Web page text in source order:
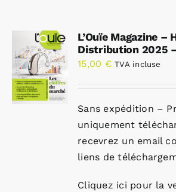
L’Ouïe Magazine –
Distribution 2025
15,00 € TVA incluse
Sans expédition –
uniquement
recevrez un email
liens de
Cliquez ici pour la